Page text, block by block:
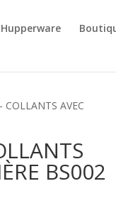
COLLANTS AVEC
BS002